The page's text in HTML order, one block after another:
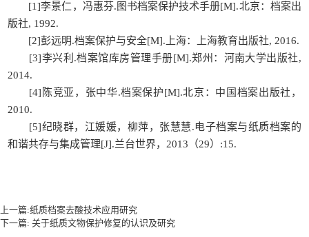
[1]李景仁，冯惠芬.图书档案保护技术手册[M].北京：档案出
版社, 1992.
[2]彭远明.档案保护与安全[M].上海：上海教育出版社, 2016.
[3]李兴利.档案馆库房管理手册[M].郑州：河南大学出版社,
2014.
[4]陈竞亚，张中华.档案保护[M].北京：中国档案出版社，
2010.
[5]纪晓群，江媛媛，柳萍，张慧慧.电子档案与纸质档案的
和谐共存与集成管理[J].兰台世界，2013（29）:15.
上一篇:纸质档案去酸技术应用研究
下一篇: 关于纸质文物保护修复的认识及研究